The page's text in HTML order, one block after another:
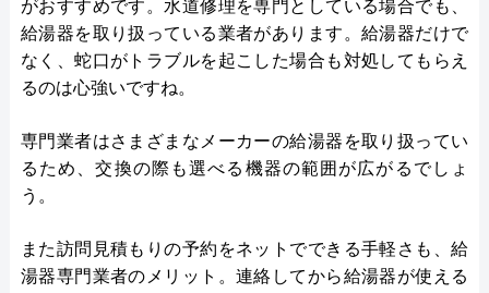
がおすすめです。水道修理を専門としている場合でも、
給湯器を取り扱っている業者があります。給湯器だけで
なく、蛇口がトラブルを起こした場合も対処してもらえ
るのは心強いですね。
専門業者はさまざまなメーカーの給湯器を取り扱ってい
るため、交換の際も選べる機器の範囲が広がるでしょ
う。
また訪問見積もりの予約をネットでできる手軽さも、給
湯器専門業者のメリット。連絡してから給湯器が使える